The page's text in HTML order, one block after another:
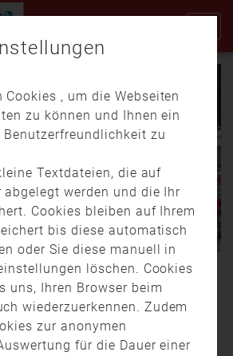
Video
NACH
MEHRERE
16:44
Cookies , um die Webseiten
zu können und Ihnen ein
Benutzerfreundlichkeit zu
Textdateien, die auf
abgelegt werden und die Ihr
Cookies bleiben auf Ihrem
bis diese automatisch
oder Sie diese manuell in
löschen. Cookies
uns, Ihren Browser beim
wiederzuerkennen. Zudem
zur anonymen
für die Dauer einer